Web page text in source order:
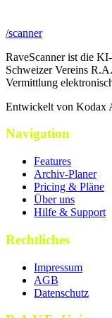
/scanner
RaveScanner ist die
Schweizer Vereins
Vermittlung
Entwickelt von Kodax
Navigation
Features
Archiv-Planer
Pricing & Pläne
Über uns
Hilfe & Support
Rechtliches
Impressum
AGB
Datenschutz